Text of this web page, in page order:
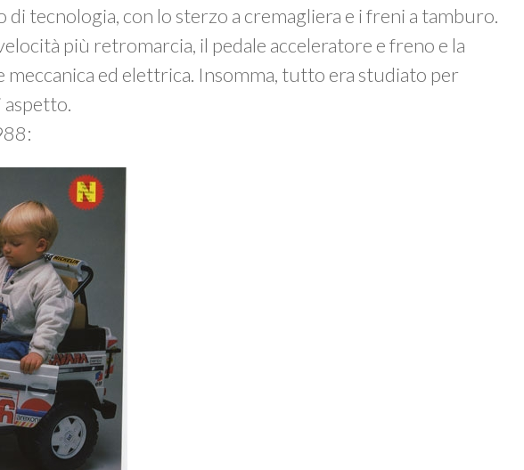
di tecnologia, con lo sterzo a cremagliera e i freni a tamburo.
più retromarcia, il pedale acceleratore e freno e la
ed elettrica. Insomma, tutto era studiato per